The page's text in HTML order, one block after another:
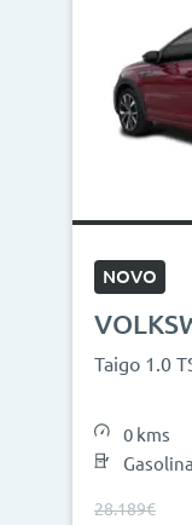
NOVO
Taigo 1.0
0 kms
Gasolina
28.189€